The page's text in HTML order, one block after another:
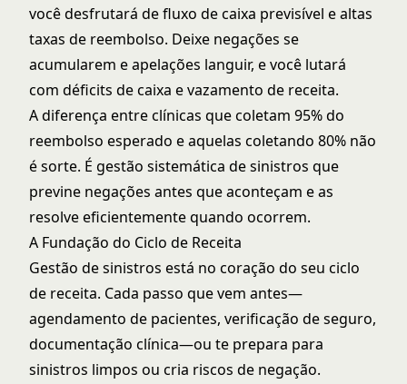
você desfrutará de fluxo de caixa previsível e altas
taxas de reembolso. Deixe negações se
acumularem e apelações languir, e você lutará
com déficits de caixa e vazamento de receita.
A diferença entre clínicas que coletam 95% do
reembolso esperado e aquelas coletando 80% não
é sorte. É gestão sistemática de sinistros que
previne negações antes que aconteçam e as
resolve eficientemente quando ocorrem.
A Fundação do Ciclo de Receita
Gestão de sinistros está no coração do seu ciclo
de receita. Cada passo que vem antes—
agendamento de pacientes, verificação de seguro,
documentação clínica—ou te prepara para
sinistros limpos ou cria riscos de negação.